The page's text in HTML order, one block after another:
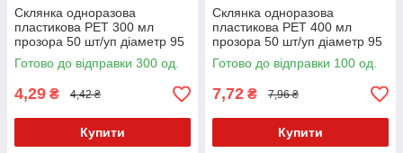
Склянка одноразова
пластикова PET 300 мл
прозора 50 шт/уп діаметр 95
мм
Готово до відправки 300 од.
4,29 ₴ 4,42 ₴
Купити
Склянка одноразова
пластикова PET 400 мл
прозора 50 шт/уп діаметр 95
мм
Готово до відправки 100 од.
7,72 ₴ 7,96 ₴
Купити